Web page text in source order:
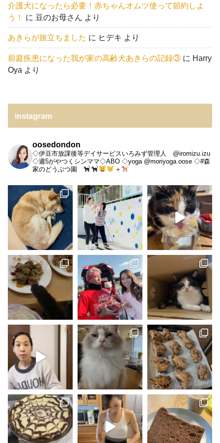
介護犬になったら必要！赤ちゃんオムツ使って節約しよ
う！
に 豆のお母さん より
あきらが旅立ちました に ヒデキ より
前庭疾患になった我が家の高齢犬あきらの記録③ に Harry
Oya より
instagram
oosedondon
◇伊豆市放課後等デイサービスいろみず管理人 @iromizu.izu
◇週5がやつくシンママ◇ABO ◇yoga @moriyoga.oose ◇#森
家のどうぶつ園
＋